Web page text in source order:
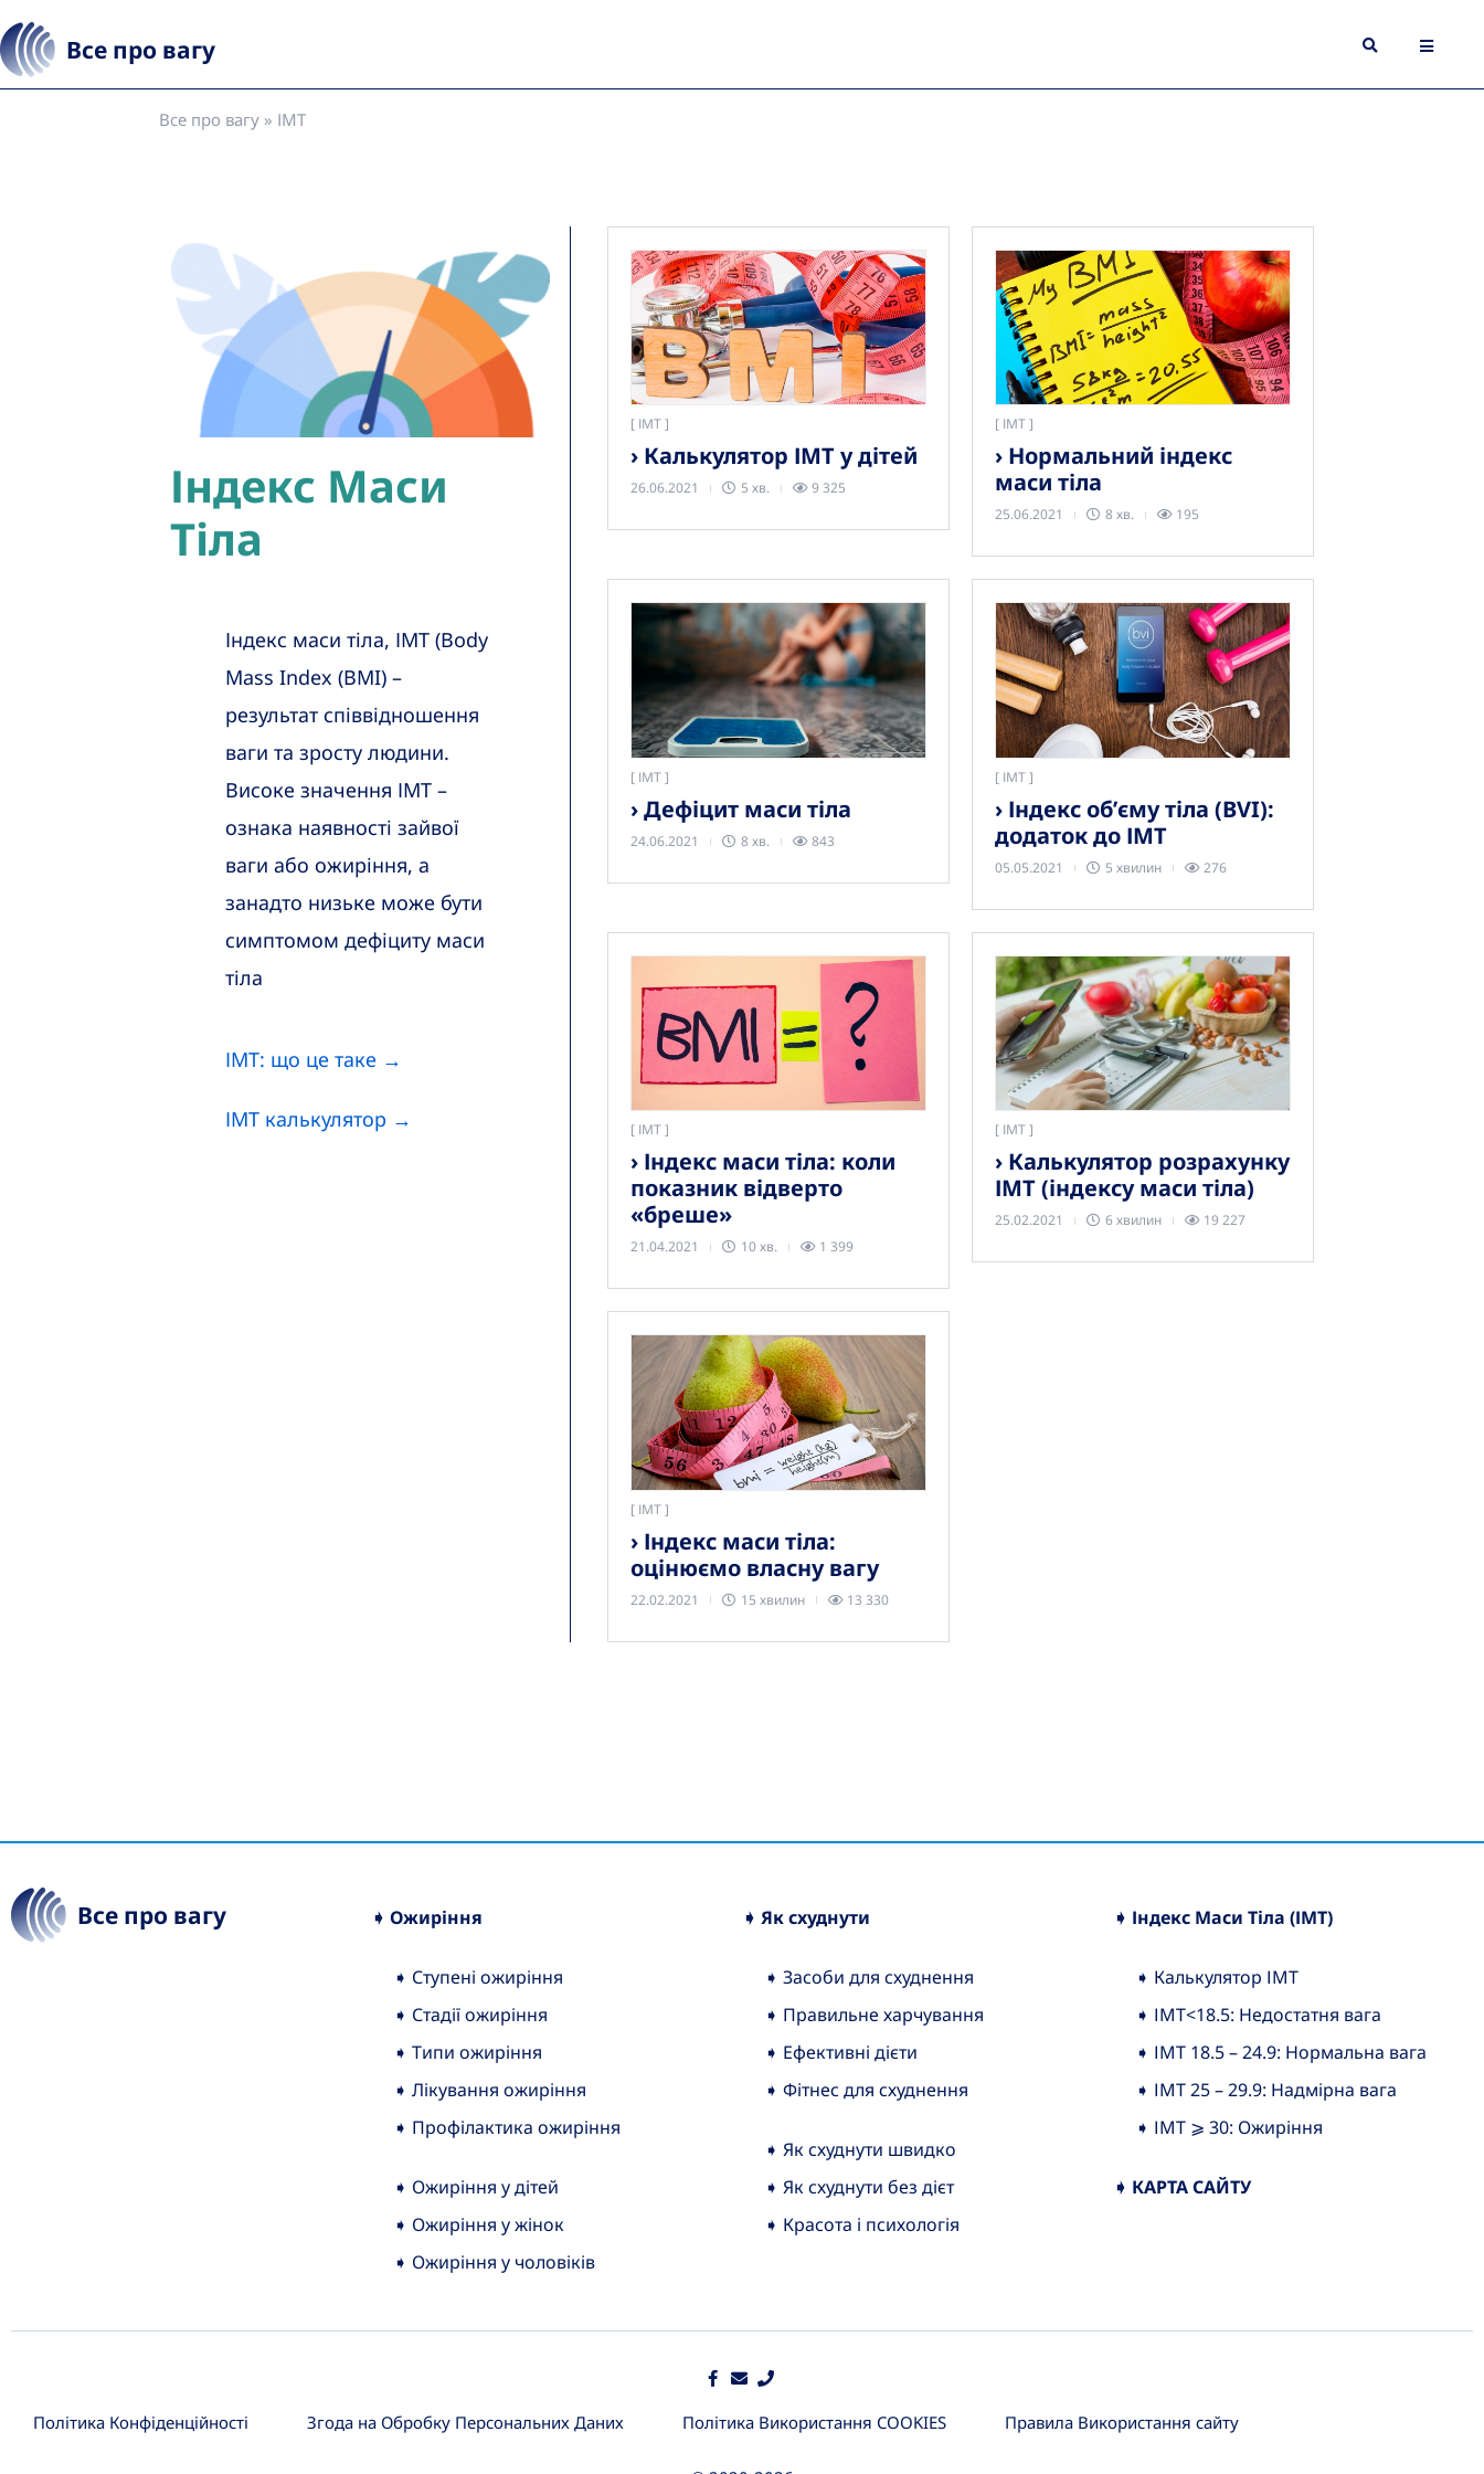
Все про вагу
Все про вагу » ІМТ
Індекс Маси
Тіла
Індекс маси тіла, ІМТ (Body
Mass Index (BMI) –
результат співвідношення
ваги та зросту людини.
Високе значення ІМТ –
ознака наявності зайвої
ваги або ожиріння, а
занадто низьке може бути
симптомом дефіциту маси
тіла
ІМТ: що це таке →
ІМТ калькулятор →
[ ІМТ
› Калькулятор ІМТ у дітей
26.06.2021 5 хв. 9 325
[ ІМТ
› Нормальний індекс
маси тіла
25.06.2021 8 хв. 195
[ ІМТ
› Дефіцит маси тіла
24.06.2021 8 хв. 843
[ ІМТ
› Індекс об’єму тіла (BVI):
додаток до ІМТ
05.05.2021 5 хвилин 276
[ ІМТ
› Індекс маси тіла: коли
показник відверто
«бреше»
21.04.2021 10 хв. 1 399
[ ІМТ
› Калькулятор розрахунку
ІМТ (індексу маси тіла)
25.02.2021 6 хвилин 19 227
[ ІМТ
› Індекс маси тіла:
оцінюємо власну вагу
22.02.2021 15 хвилин 13 330
Все про вагу ➧ Ожиріння
➧ Ступені ожиріння
➧ Стадії ожиріння
➧ Типи ожиріння
➧ Лікування ожиріння
➧ Профілактика ожиріння
➧ Ожиріння у дітей
➧ Ожиріння у жінок
➧ Ожиріння у чоловіків
➧ Як схуднути
➧ Засоби для схуднення
➧ Правильне харчування
➧ Ефективні дієти
➧ Фітнес для схуднення
➧ Як схуднути швидко
➧ Як схуднути без дієт
➧ Красота і психологія
➧ Індекс Маси Тіла (ІМТ)
➧ Калькулятор ІМТ
➧ ІМТ<18.5: Недостатня вага
➧ ІМТ 18.5 – 24.9: Нормальна вага
➧ ІМТ 25 – 29.9: Надмірна вага
➧ ІМТ ⩾ 30: Ожиріння
➧ КАРТА САЙТУ
Політика Конфіденційності Згода на Обробку Персональних Даних Політика Використання COOKIES Правила Використання сайту